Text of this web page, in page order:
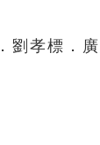
劉孝標．